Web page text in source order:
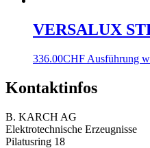
VERSALUX
336.00CHF Ausführung
Kontaktinfos
B. KARCH AG
Elektrotechnische Erzeugnisse
Pilatusring 18